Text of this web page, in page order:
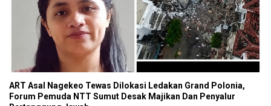
ART Asal Nagekeo Tewas Dilokasi Ledakan Grand Polonia,
Forum Pemuda NTT Sumut Desak Majikan Dan Penyalur